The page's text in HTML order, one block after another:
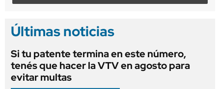
Últimas noticias
Si tu patente termina en este número,
tenés que hacer la VTV en agosto para
evitar multas